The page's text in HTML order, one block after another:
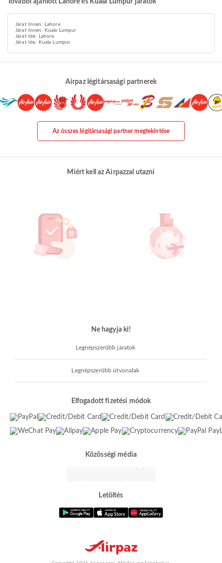
További ajánlott Lahore és Kuala Lumpur járatok
Járat Innen: Lahore
Járat Innen: Kuala Lumpur
Járat Ide: Lahore
Járat Ide: Kuala Lumpur
Airpaz légitársasági partnerek
Az összes légitársasági partner megtekintése
Miért kell az Airpazzal utazni
Ne hagyja ki!
Legnépszerűbb járatok
Legnépszerűbb útvonalak
Elfogadott fizetési módok
Közösségi média
Letöltés